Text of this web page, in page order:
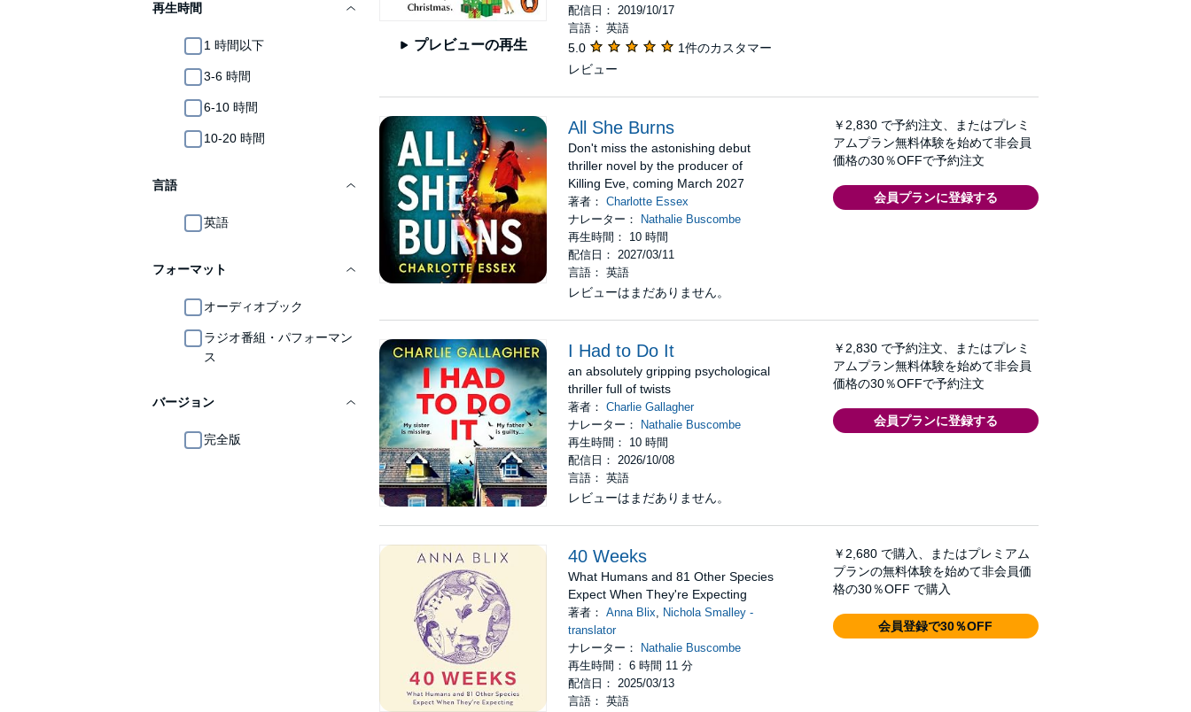
再生時間
1 時間以下
3-6 時間
6-10 時間
10-20 時間
言語
英語
フォーマット
オーディオブック
ラジオ番組・パフォーマン
ス
バージョン
完全版
プレビューの再生
配信日： 2019/10/17
言語： 英語
5.0
1件のカスタマー
レビュー
All She Burns
Don't miss the astonishing debut
thriller novel by the producer of
Killing Eve, coming March 2027
著者：Charlotte Essex
ナレーター： Nathalie Buscombe
再生時間： 10 時間
配信日： 2027/03/11
言語： 英語
レビューはまだありません。
￥2,830 で予約注文、またはプレミ
アムプラン無料体験を始めて非会員
価格の30％OFFで予約注文
会員プランに登録する
I Had to Do It
an absolutely gripping psychological
thriller full of twists
著者：Charlie Gallagher
ナレーター： Nathalie Buscombe
再生時間： 10 時間
配信日： 2026/10/08
言語： 英語
レビューはまだありません。
￥2,830 で予約注文、またはプレミ
アムプラン無料体験を始めて非会員
価格の30％OFFで予約注文
会員プランに登録する
40 Weeks
What Humans and 81 Other Species
Expect When They're Expecting
著者：Anna Blix
Nichola Smalley -
translator
ナレーター： Nathalie Buscombe
再生時間： 6 時間 11 分
配信日： 2025/03/13
言語： 英語
￥2,680 で購入、またはプレミアム
プランの無料体験を始めて非会員価
格の30％OFF で購入
会員登録で30％OFF